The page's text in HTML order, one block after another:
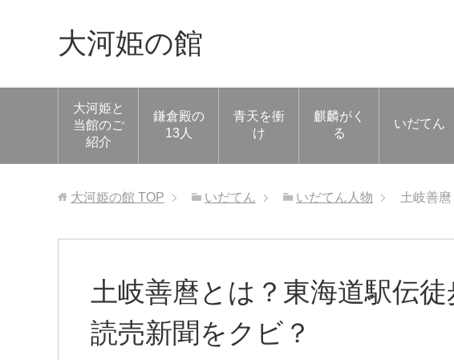
大河姫の館
大河姫と
当館のご
紹介
鎌倉殿の
13人
青天を衝
け
麒麟がく
る
いだてん
大河姫の館 TOP いだてん いだてん人物 土岐善
土岐善麿とは？東海道駅伝
読売新聞をクビ？